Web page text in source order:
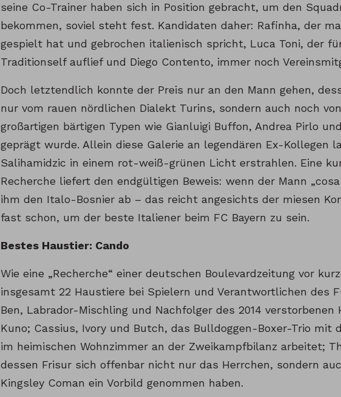
seine Co-Trainer haben sich in Position gebracht, um den
bekommen, soviel steht fest. Kandidaten daher: Rafinha, der
gespielt hat und gebrochen italienisch spricht, Luca Toni, der
Traditionself auflief und Diego Contento, immer noch
Doch letztendlich konnte der Preis nur an den Mann gehen,
nur vom rauen nördlichen Dialekt Turins, sondern auch noch
großartigen bärtigen Typen wie Gianluigi Buffon, Andrea Pirlo
geprägt wurde. Allein diese Galerie an legendären Ex-Kollegen
Salihamidzic in einem rot-weiß-grünen Licht erstrahlen. Eine
Recherche liefert den endgültigen Beweis: wenn der Mann
ihm den Italo-Bosnier ab – das reicht angesichts der miesen
fast schon, um der beste Italiener beim FC Bayern zu sein.
Bestes Haustier: Cando
Wie eine „Recherche“ einer deutschen Boulevardzeitung vor
insgesamt 22 Haustiere bei Spielern und Verantwortlichen des
Ben, Labrador-Mischling und Nachfolger des 2014 verstorbenen
Kuno; Cassius, Ivory und Butch, das Bulldoggen-Boxer-Trio mit
im heimischen Wohnzimmer an der Zweikampfbilanz arbeitet;
dessen Frisur sich offenbar nicht nur das Herrchen, sondern
Kingsley Coman ein Vorbild genommen haben.